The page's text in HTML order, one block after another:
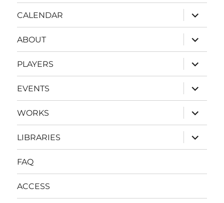
CALENDAR
expand
child
menu
ABOUT
expand
child
menu
PLAYERS
expand
child
menu
EVENTS
expand
child
menu
WORKS
expand
child
menu
LIBRARIES
expand
child
menu
FAQ
ACCESS